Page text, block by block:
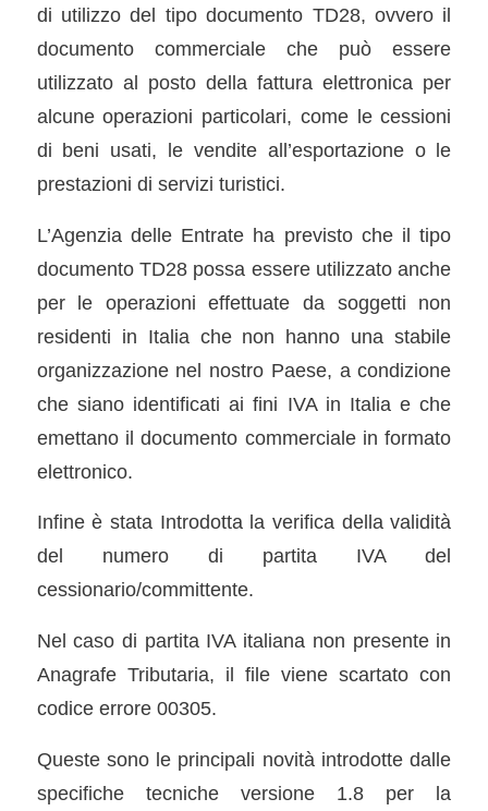
di utilizzo del tipo documento TD28, ovvero il
documento commerciale che può essere
utilizzato al posto della fattura elettronica per
alcune operazioni particolari, come le cessioni
di beni usati, le vendite all’esportazione o le
prestazioni di servizi turistici.
L’Agenzia delle Entrate ha previsto che il tipo
documento TD28 possa essere utilizzato anche
per le operazioni effettuate da soggetti non
residenti in Italia che non hanno una stabile
organizzazione nel nostro Paese, a condizione
che siano identificati ai fini IVA in Italia e che
emettano il documento commerciale in formato
elettronico.
Infine è stata Introdotta la verifica della validità
del numero di partita IVA del
cessionario/committente.
Nel caso di partita IVA italiana non presente in
Anagrafe Tributaria, il file viene scartato con
codice errore 00305.
Queste sono le principali novità introdotte dalle
specifiche tecniche versione 1.8 per la